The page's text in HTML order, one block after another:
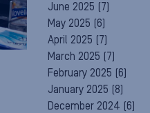
June 2025 (7)
May 2025 (6)
April 2025 (7)
March 2025 (7)
February 2025 (6)
January 2025 (8)
December 2024 (6)